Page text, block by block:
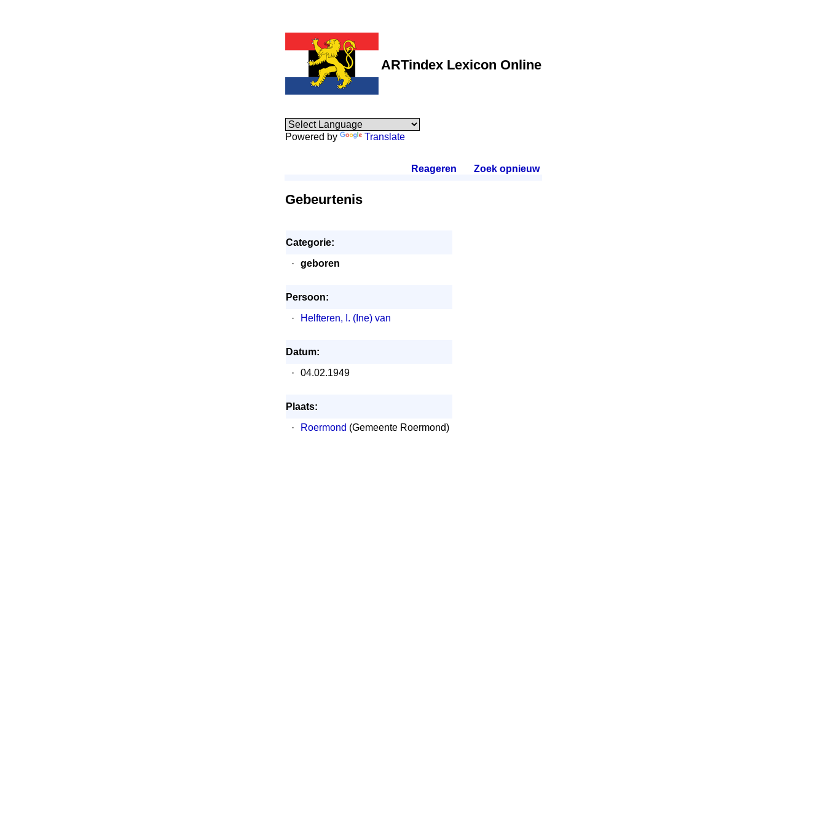
ARTindex Lexicon Online
Powered by Translate
Reageren Zoek opnieuw.
Gebeurtenis
Categorie:
·
geboren
Persoon:
·
Helfteren, I. (Ine) van
Datum:
·
04.02.1949
Plaats:
·
Roermond (Gemeente Roermond)